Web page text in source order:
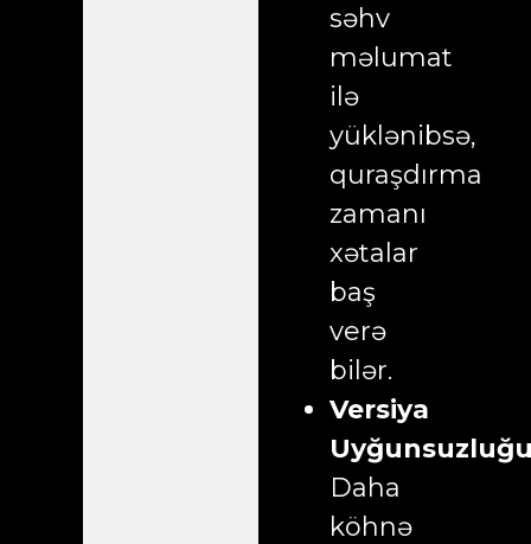
səhv
məlumat
ilə
yüklənibsə,
quraşdırma
zamanı
xətalar
baş
verə
bilər.
Versiya
Daha
köhnə